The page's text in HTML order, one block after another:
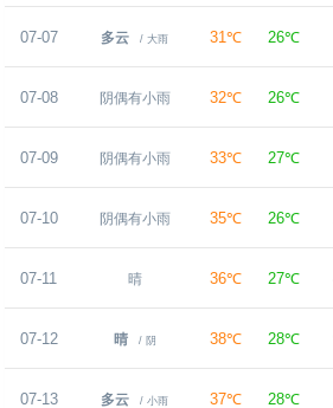
07-07 多云 / 大雨 31℃ 26℃
07-08 阴偶有小雨 32℃ 26℃
07-09 阴偶有小雨 33℃ 27℃
07-10 阴偶有小雨 35℃ 26℃
07-11 晴 36℃ 27℃
07-12 晴 / 阴 38℃ 28℃
07-13 多云 / 小雨 37℃ 28℃